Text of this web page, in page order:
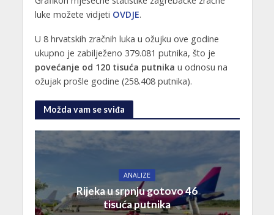
luke možete vidjeti OVDJE.
U 8 hrvatskih zračnih luka u ožujku ove godine
ukupno je zabilježeno 379.081 putnika, što je
povećanje od 120 tisuća putnika u odnosu na
ožujak prošle godine (258.408 putnika).
Možda vam se sviđa
ANALIZE
Rijeka u srpnju gotovo 46
tisuća putnika